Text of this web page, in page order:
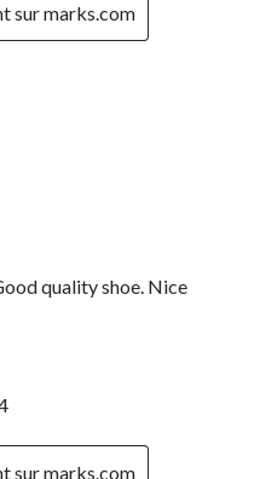
sur marks.com
quality shoe. Nice
sur marks.com